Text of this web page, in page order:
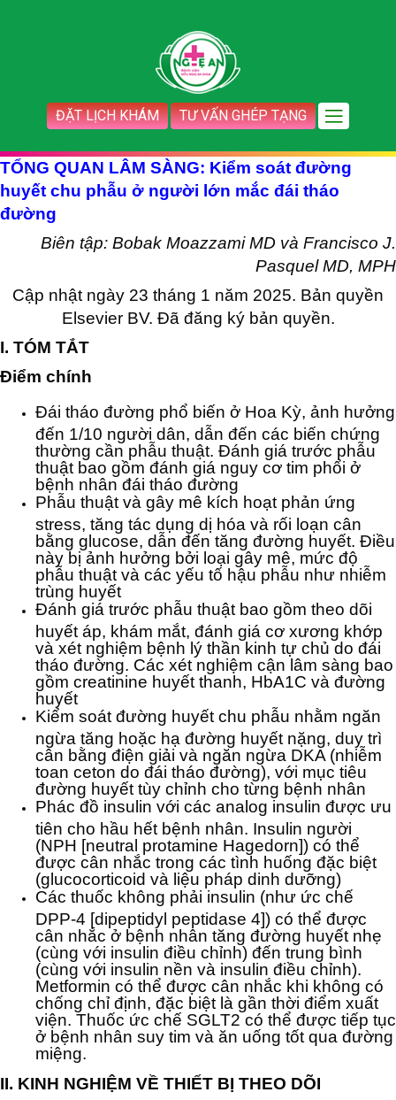
ĐẶT LỊCH KHÁM TƯ VẤN GHÉP TẠNG
TỔNG QUAN LÂM SÀNG: Kiểm soát đường
huyết chu phẫu ở người lớn mắc đái tháo
đường
Biên tập: Bobak Moazzami MD và Francisco J.
Pasquel MD, MPH
Cập nhật ngày 23 tháng 1 năm 2025. Bản quyền
Elsevier BV. Đã đăng ký bản quyền.
I. TÓM TẮT
Điểm chính
Đái tháo đường phổ biến ở Hoa Kỳ, ảnh hưởng
đến 1/10 người dân, dẫn đến các biến chứng
thường cần phẫu thuật. Đánh giá trước phẫu
thuật bao gồm đánh giá nguy cơ tim phổi ở
bệnh nhân đái tháo đường
Phẫu thuật và gây mê kích hoạt phản ứng
stress, tăng tác dụng dị hóa và rối loạn cân
bằng glucose, dẫn đến tăng đường huyết. Điều
này bị ảnh hưởng bởi loại gây mê, mức độ
phẫu thuật và các yếu tố hậu phẫu như nhiễm
trùng huyết
Đánh giá trước phẫu thuật bao gồm theo dõi
huyết áp, khám mắt, đánh giá cơ xương khớp
và xét nghiệm bệnh lý thần kinh tự chủ do đái
tháo đường. Các xét nghiệm cận lâm sàng bao
gồm creatinine huyết thanh, HbA1C và đường
huyết
Kiểm soát đường huyết chu phẫu nhằm ngăn
ngừa tăng hoặc hạ đường huyết nặng, duy trì
cân bằng điện giải và ngăn ngừa DKA (nhiễm
toan ceton do đái tháo đường), với mục tiêu
đường huyết tùy chỉnh cho từng bệnh nhân
Phác đồ insulin với các analog insulin được ưu
tiên cho hầu hết bệnh nhân. Insulin người
(NPH [neutral protamine Hagedorn]) có thể
được cân nhắc trong các tình huống đặc biệt
(glucocorticoid và liệu pháp dinh dưỡng)
Các thuốc không phải insulin (như ức chế
DPP-4 [dipeptidyl peptidase 4]) có thể được
cân nhắc ở bệnh nhân tăng đường huyết nhẹ
(cùng với insulin điều chỉnh) đến trung bình
(cùng với insulin nền và insulin điều chỉnh).
Metformin có thể được cân nhắc khi không có
chống chỉ định, đặc biệt là gần thời điểm xuất
viện. Thuốc ức chế SGLT2 có thể được tiếp tục
ở bệnh nhân suy tim và ăn uống tốt qua đường
miệng.
II. KINH NGHIỆM VỀ THIẾT BỊ THEO DÕI